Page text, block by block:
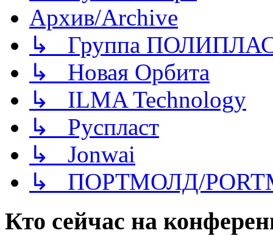
Архив/Archive
↳ Группа
↳ Новая Орбита
↳ ILMA Technology
↳ Руспласт
↳ Jonwai
↳ ПОРТМОЛД/
Кто сейчас на